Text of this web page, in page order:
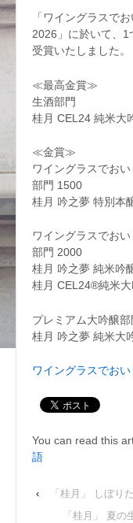
「ワイングラスで
2026」に於いて、1
受賞いたしました。
≪最高金賞≫
生酒部門
桂月 CEL24 純米大
≪金賞≫
ワイングラスでお
部門 1500
桂月 吟之夢 特別本
ワイングラスでお
部門 2000
桂月 吟之夢 純米吟
桂月 CEL24®純米大
プレミアム大吟醸部
桂月 吟之夢 純米大
ワイングラスでお
You can read this
語
‹
「桂月」 しぼり
「桂月」 夏